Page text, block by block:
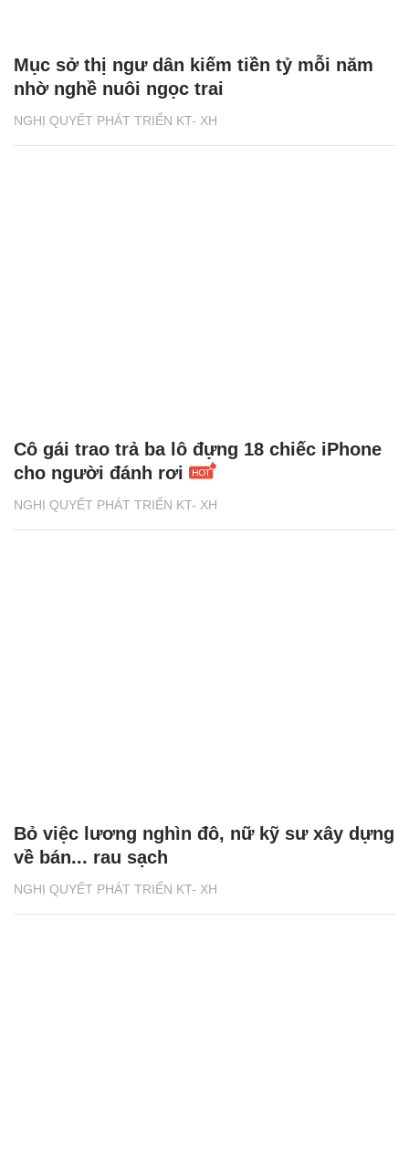
NGHỊ QUYẾT PHÁT TRIỂN KT- XH
Mục sở thị ngư dân kiếm tiền tỷ mỗi năm
nhờ nghề nuôi ngọc trai
NGHỊ QUYẾT PHÁT TRIỂN KT- XH
Cô gái trao trả ba lô đựng 18 chiếc iPhone
cho người đánh rơi
NGHỊ QUYẾT PHÁT TRIỂN KT- XH
Bỏ việc lương nghìn đô, nữ kỹ sư xây dựng
về bán... rau sạch